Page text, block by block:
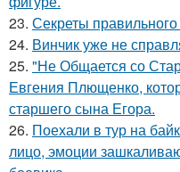
23. Секреты
24. Винчик уже не
25. "Не Общается со
Евгения Плющенко,
старшего сына Егора.
26. Поехали в тур на
лицо, эмоции